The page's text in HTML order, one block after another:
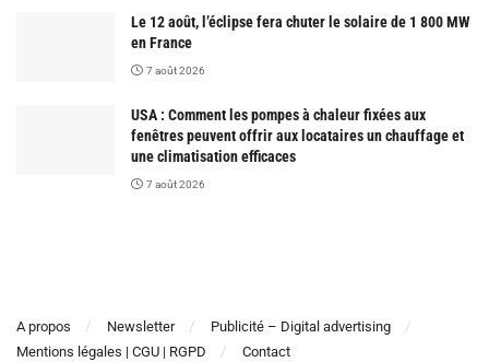
Le 12 août, l’éclipse fera chuter le solaire de 1 800 MW
en France
7 août 2026
USA : Comment les pompes à chaleur fixées aux
fenêtres peuvent offrir aux locataires un chauffage et
une climatisation efficaces
7 août 2026
A propos Newsletter
Publicité – Digital advertising
Mentions légales | CGU | RGPD
Contact